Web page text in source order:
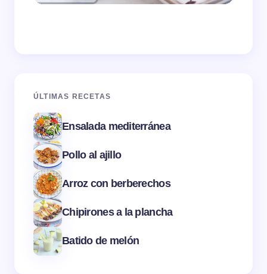
ÚLTIMAS RECETAS
Ensalada mediterránea
Pollo al ajillo
Arroz con berberechos
Chipirones a la plancha
Batido de melón